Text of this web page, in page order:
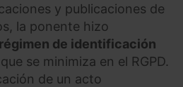
y publicaciones de
la ponente hizo
régimen de identificación
se minimiza en el RGPD.
de un acto